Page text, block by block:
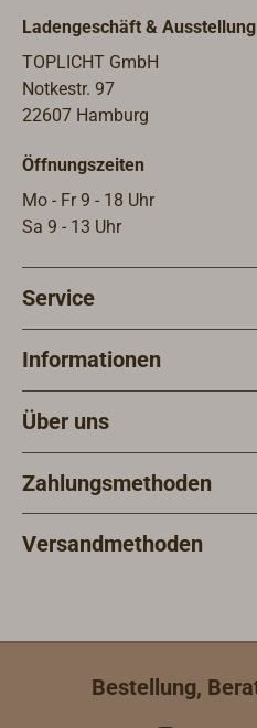
Ladengeschäft & Ausstellung
TOPLICHT GmbH
Notkestr. 97
22607 Hamburg
Öffnungszeiten
Mo - Fr 9 - 18 Uhr
Sa 9 - 13 Uhr
Service
Informationen
Über uns
Zahlungsmethoden
Versandmethoden
Bestellung,